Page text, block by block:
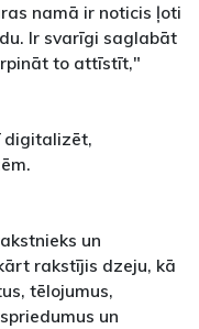
namā ir noticis ļoti
Ir svarīgi saglabāt
to attīstīt,"
digitalizēt,
un
rakstījis dzeju, kā
tēlojumus,
un